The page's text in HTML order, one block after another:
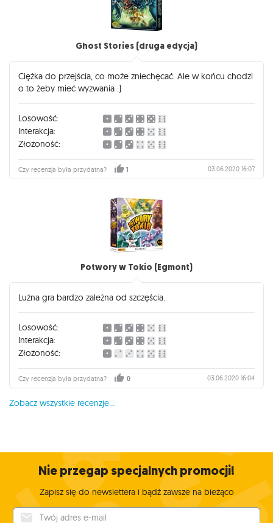
Ghost Stories (druga edycja)
Ciężka do przejścia, co może zniechęcać. Ale w końcu chodzi
o to żeby mieć wyzwania :)
Losowość:
Interakcja:
Złożoność:
Czy recenzja była przydatna? 1 03.06.2020 16:07
Potwory w Tokio (Egmont)
Luźna gra bardzo zależna od szczęścia.
Losowość:
Interakcja:
Złożoność:
Czy recenzja była przydatna? 0 03.06.2020 16:04
Zobacz wszystkie recenzje...
Nie przegap specjalnych promocji!
Zapisz się do newslettera i bądź zawsze na bieżąco